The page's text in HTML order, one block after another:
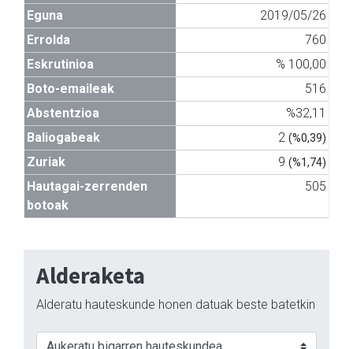
Eguna
2019/05/26
Errolda
760
Eskrutinioa
% 100,00
Boto-emaileak
516
Abstentzioa
%32,11
Baliogabeak
2 (%0,39)
Zuriak 9 (%1,74)
Hautagai-zerrenden
botoak
505
Alderaketa
Alderatu hauteskunde honen datuak beste batetkin